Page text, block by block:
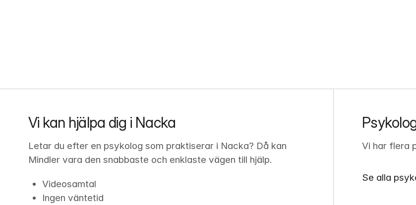
Vi kan hjälpa dig i Nacka
Letar du efter en psykolog som praktiserar i Nacka? Då kan
Mindler vara den snabbaste och enklaste vägen till hjälp.
Videosamtal
Ingen väntetid
Vi har flera
Se alla